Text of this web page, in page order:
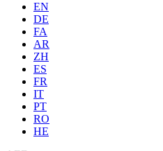
EN
DE
FA
AR
ZH
ES
FR
IT
PT
RO
HE